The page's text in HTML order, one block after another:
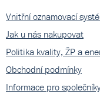
Vnitřní oznamovací
Jak u nás nakupovat
Politika kvality, ŽP a
Obchodní podmínky
Informace pro